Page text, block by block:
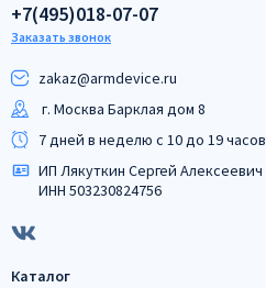
+7(495)018-07-07
Заказать звонок
zakaz@armdeviсe.ru
г. Москва Барклая дом 8
7 дней в неделю с 10 до 19 часов
ИП Лякуткин Сергей Алексеевич
ИНН 503230824756
Каталог